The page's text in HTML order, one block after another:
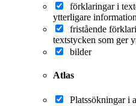
förklaringar i
ytterligare information
fristående
textstycken som ger
bilder
Atlas
Platssökningar i